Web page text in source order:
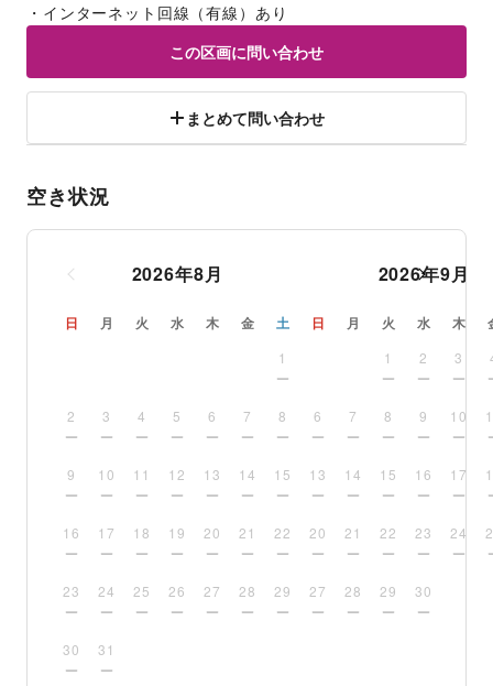
・インターネット回線（有線）あり
この区画に問い合わせ
まとめて問い合わせ
空き状況
2026年8月
日 月 火 水 木 金 土
1
2 3 4 5 6 7 8
9 10 11 12 13 14 15
16 17 18 19 20 21 22
23 24 25 26 27 28 29
30 31
2026年9月
日 月 火 水 木
1 2 3
6 7 8 9 10
13 14 15 16 17
20 21 22 23 24
27 28 29 30